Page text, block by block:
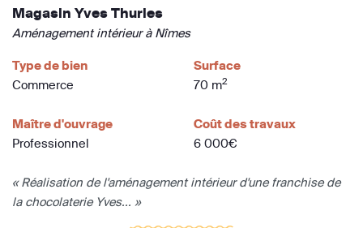
Magasin Yves Thuries
Aménagement intérieur à Nîmes
Type de bien
Commerce
Surface
70 m2
Maître d'ouvrage
Professionnel
Coût des travaux
6 000€
« Réalisation de l'aménagement intérieur d'une franchise de
la chocolaterie Yves... »